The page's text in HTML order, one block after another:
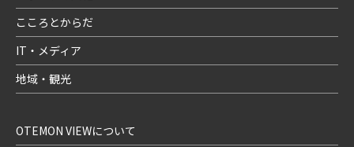
こころとからだ
IT・メディア
地域・観光
OTEMON VIEWについて